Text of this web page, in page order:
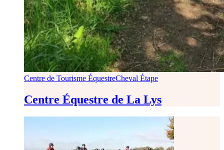
Centre de Tourisme ÉquestreCheval Étape
Centre Équestre de La Lys